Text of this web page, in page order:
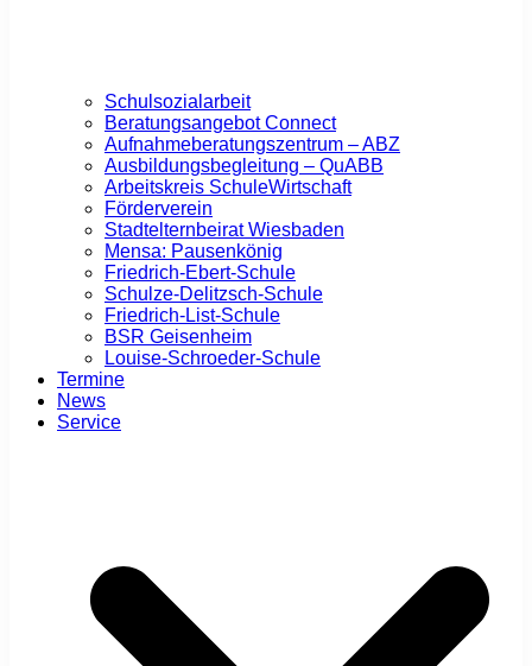
Schulsozialarbeit
Beratungsangebot Connect
Aufnahmeberatungszentrum – ABZ
Ausbildungsbegleitung – QuABB
Arbeitskreis SchuleWirtschaft
Förderverein
Stadtelternbeirat Wiesbaden
Mensa: Pausenkönig
Friedrich-Ebert-Schule
Schulze-Delitzsch-Schule
Friedrich-List-Schule
BSR Geisenheim
Louise-Schroeder-Schule
Termine
News
Service